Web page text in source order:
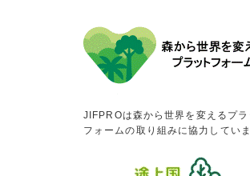
JIFPROは森から世界を変えるプラ
フォームの取り組みに協力してい